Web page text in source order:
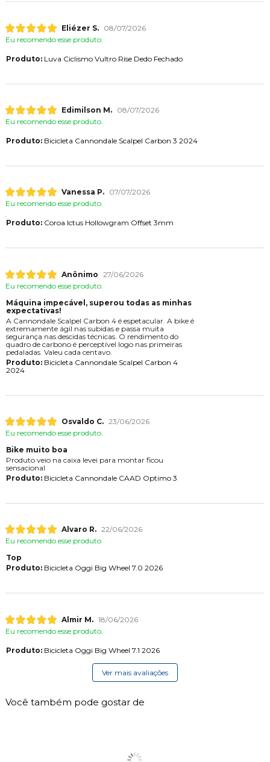
Eliézer S.
08/07/2026
Eu recomendo esse produto.
Produto:Luva Ciclismo Vultro Rise Dedo Fechado
Edimilson M.
08/07/2026
Eu recomendo esse produto.
Produto:Bicicleta Cannondale Scalpel Carbon 3 2024
Vanessa P.
07/07/2026
Eu recomendo esse produto.
Produto:Coroa Ictus Hollowgram Offset 3mm
Anônimo 27/06/2026
Eu recomendo esse produto.
Máquina impecável, superou todas as minhas
expectativas!
A Cannondale Scalpel Carbon 4 é espetacular. A bike é
extremamente ágil nas subidas e passa muita
segurança nas descidas técnicas. O rendimento do
quadro de carbono é perceptível logo nas primeiras
pedaladas. Valeu cada centavo.
Produto:Bicicleta Cannondale Scalpel Carbon 4
2024
Osvaldo C. 23/06/2026
Eu recomendo esse produto.
Bike muito boa
Produto veio na caixa levei para montar ficou
sensacional
Produto:Bicicleta Cannondale CAAD Optimo 3
Alvaro R. 22/06/2026
Eu recomendo esse produto.
Top
Produto:Bicicleta Oggi Big Wheel 7.0 2026
Almir M. 18/06/2026
Eu recomendo esse produto.
Produto:Bicicleta Oggi Big Wheel 7.1 2026
Ver mais avaliações
Você também pode gostar de